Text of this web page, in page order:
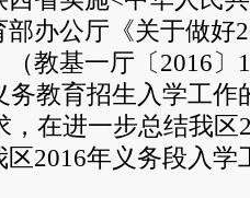
办公厅《关于做好
教基一厅〔2016〕
务教育招生入学工作
，在进一步总结我
2016年义务段入学